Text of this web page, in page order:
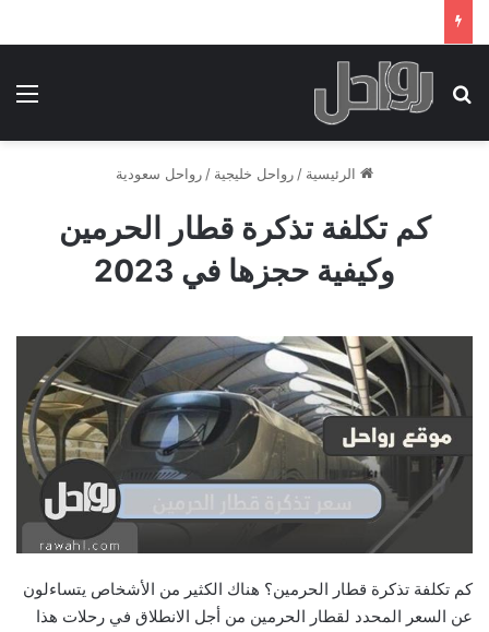
بحث عن
الرئيسية / رواحل خليجية / رواحل سعودية
كم تكلفة تذكرة قطار الحرمين
وكيفية حجزها في 2023
كم تكلفة تذكرة قطار الحرمين؟ هناك الكثير من الأشخاص يتساءلون
عن السعر المحدد لقطار الحرمين من أجل الانطلاق في رحلات هذا